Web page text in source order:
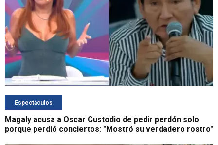
Espectáculos
Magaly acusa a Oscar Custodio de pedir perdón solo
porque perdió conciertos: "Mostró su verdadero rostro"